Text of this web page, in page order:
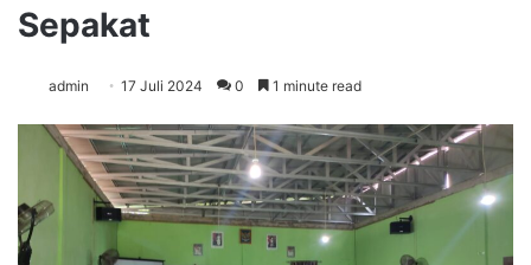
Sepakat
admin 17 Juli 2024 0 1 minute read